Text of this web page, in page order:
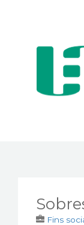
EINES PER
Fins